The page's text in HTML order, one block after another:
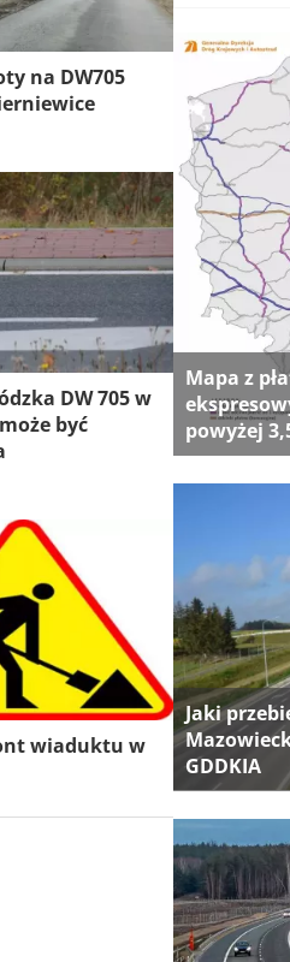
na DW705
DW 705 w
być
wiaduktu w
Mapa z
powyżej
Jaki
GDDKIA